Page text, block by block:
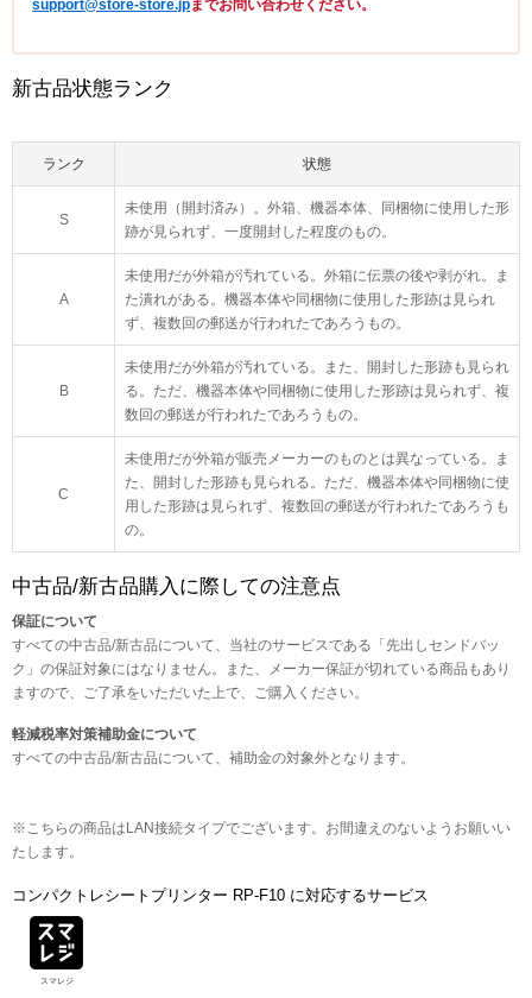
support@store-store.jpまでお問い合わせください。
新古品状態ランク
ランク 状態
S
未使用（開封済み）。外箱、機器本体、同梱物に使用した形
跡が見られず、一度開封した程度のもの。
A
未使用だが外箱が汚れている。外箱に伝票の後や剥がれ。ま
た潰れがある。機器本体や同梱物に使用した形跡は見られ
ず、複数回の郵送が行われたであろうもの。
B
未使用だが外箱が汚れている。また、開封した形跡も見られ
る。ただ、機器本体や同梱物に使用した形跡は見られず、複
数回の郵送が行われたであろうもの。
C
未使用だが外箱が販売メーカーのものとは異なっている。ま
た、開封した形跡も見られる。ただ、機器本体や同梱物に使
用した形跡は見られず、複数回の郵送が行われたであろうも
の。
中古品/新古品購入に際しての注意点
保証について
すべての中古品/新古品について、当社のサービスである「先出しセンドバッ
ク」の保証対象にはなりません。また、メーカー保証が切れている商品もあり
ますので、ご了承をいただいた上で、ご購入ください。
軽減税率対策補助金について
すべての中古品/新古品について、補助金の対象外となります。
※こちらの商品はLAN接続タイプでございます。お間違えのないようお願いい
たします。
コンパクトレシートプリンター RP-F10 に対応するサービス
スマレジ